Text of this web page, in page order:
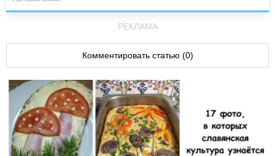
РЕКЛАМА
Комментировать статью (0)